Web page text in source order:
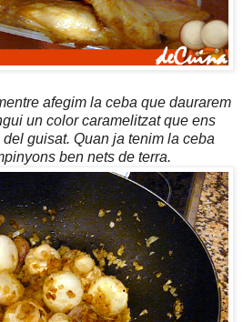
afegim la ceba que daurarem
un color caramelitzat que ens
guisat. Quan ja tenim la ceba
ben nets de terra.